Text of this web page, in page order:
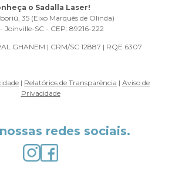
o Sadalla Laser!
35 (Eixo Marquês de Olinda)
Joinville-SC - CEP: 89216-222
GHANEM | CRM/SC 12887 | RQE 6307
| Relatórios de Transparência | Aviso de
Privacidade
redes sociais.